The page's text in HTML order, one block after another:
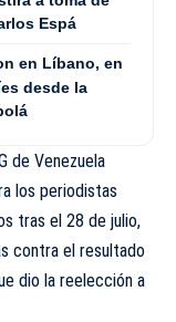
Espá
en Líbano, en
desde la
de Venezuela
los periodistas
tras el 28 de julio,
contra el resultado
dio la reelección a